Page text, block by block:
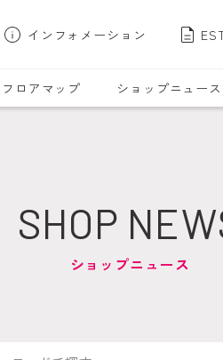
インフォメーション
フロアマップ ショップニュース
SHOP
ショップニュース